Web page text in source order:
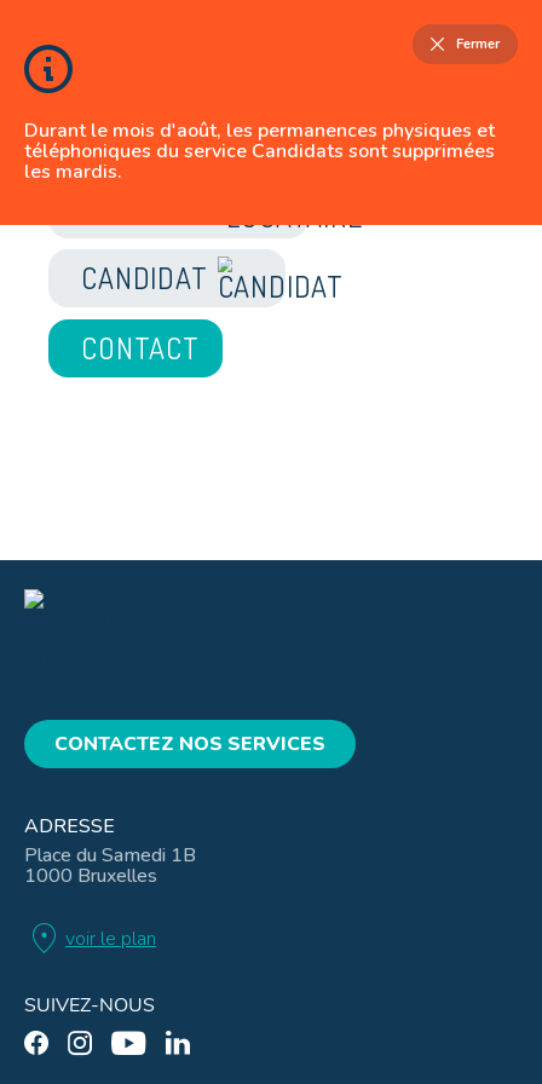
Durant le mois d'août, les permanences physiques et
téléphoniques du service Candidats sont supprimées
les mardis.
Fermer
JE SUIS
LOCATAIRE
CANDIDAT
CONTACTEZ NOS SERVICES
ADRESSE
Place du Samedi 1B
1000 Bruxelles
location_on voir le plan
SUIVEZ-NOUS